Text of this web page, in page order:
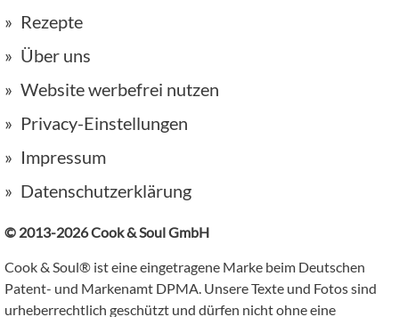
Rezepte
Über uns
Website werbefrei nutzen
Privacy-Einstellungen
Impressum
Datenschutzerklärung
© 2013-2026 Cook & Soul GmbH
Cook & Soul® ist eine eingetragene Marke beim Deutschen
Patent- und Markenamt DPMA. Unsere Texte und Fotos sind
urheberrechtlich geschützt und dürfen nicht ohne eine